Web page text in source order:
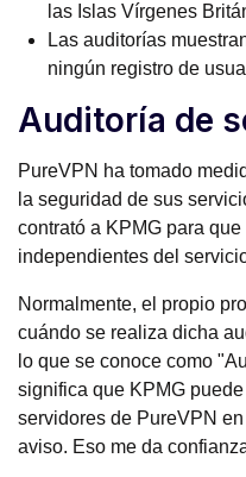
las Islas Vírgenes
Las auditorías
ningún registro de
Auditoría de
PureVPN ha tomado
la seguridad de sus
contrató a KPMG para
independientes del
Normalmente, el propio
cuándo se realiza dicha
lo que se conoce como
significa que KPMG
servidores de PureVPN
aviso. Eso me da